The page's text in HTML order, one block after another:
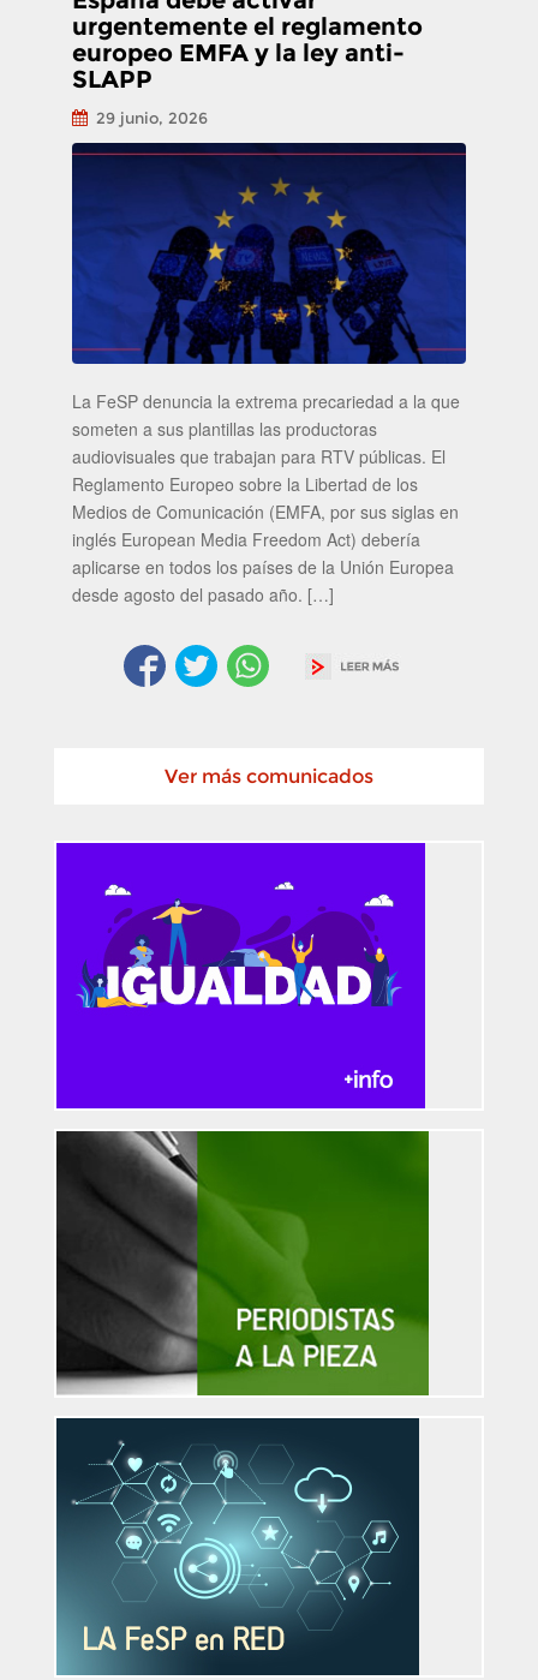
urgentemente el reglamento
europeo EMFA y la ley anti-
SLAPP
29 junio, 2026
La FeSP denuncia la extrema precariedad a la que
someten a sus plantillas las productoras
audiovisuales que trabajan para RTV públicas. El
Reglamento Europeo sobre la Libertad de los
Medios de Comunicación (EMFA, por sus siglas en
inglés European Media Freedom Act) debería
aplicarse en todos los países de la Unión Europea
desde agosto del pasado año. […]
Ver más comunicados